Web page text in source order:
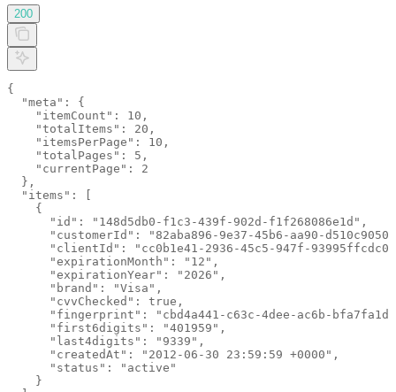
200
{
  "meta": {
    "itemCount": 10,
    "totalItems": 20,
    "itemsPerPage": 10,
    "totalPages": 5,
    "currentPage": 2
  },
  "items": [
    {
      "id": "148d5db0-f1c3-439f-902d-f1f268086e1d",
"customerId": "82aba896-9e37-45b6-aa90-
"clientId": "cc0b1e41-2936-45c5-947f-
      "expirationMonth": "12",
      "expirationYear": "2026",
      "brand": "Visa",
      "cvvChecked": true,
"fingerprint": "cbd4a441-c63c-4dee-ac6b-
      "first6digits": "401959",
      "last4digits": "9339",
      "createdAt": "2012-06-30 23:59:59 +0000",
      "status": "active"
    }